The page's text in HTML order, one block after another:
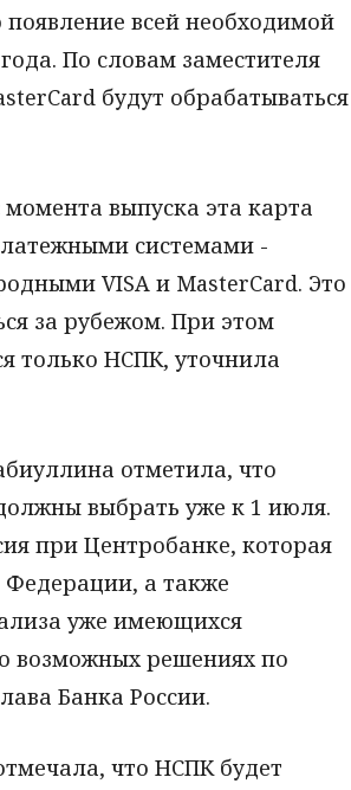
всей необходимой
По словам заместителя
будут обрабатываться
выпуска эта карта
системами -
VISA и MasterCard. Это
за рубежом. При этом
только НСПК, уточнила
отметила, что
выбрать уже к 1 июля.
при Центробанке, которая
Федерации, а также
уже имеющихся
возможных решениях по
Банка России.
что НСПК будет